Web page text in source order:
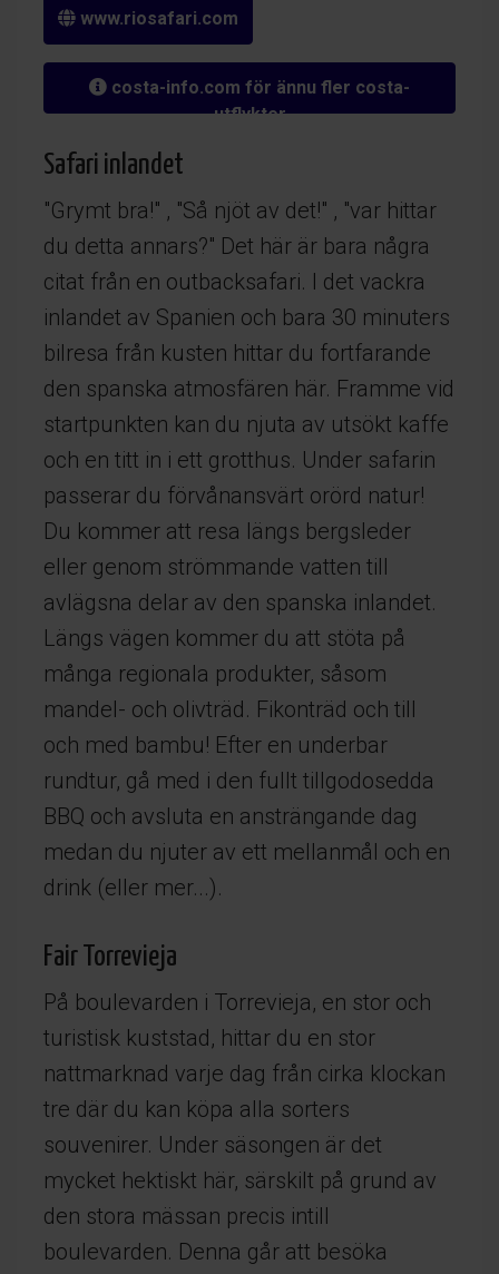
www.riosafari.com
costa-info.com för ännu fler costa-
utflykter
Safari inlandet
"Grymt bra!" , "Så njöt av det!" , "var hittar
du detta annars?" Det här är bara några
citat från en outbacksafari. I det vackra
inlandet av Spanien och bara 30 minuters
bilresa från kusten hittar du fortfarande
den spanska atmosfären här. Framme vid
startpunkten kan du njuta av utsökt kaffe
och en titt in i ett grotthus. Under safarin
passerar du förvånansvärt orörd natur!
Du kommer att resa längs bergsleder
eller genom strömmande vatten till
avlägsna delar av den spanska inlandet.
Längs vägen kommer du att stöta på
många regionala produkter, såsom
mandel- och olivträd. Fikonträd och till
och med bambu! Efter en underbar
rundtur, gå med i den fullt tillgodosedda
BBQ och avsluta en ansträngande dag
medan du njuter av ett mellanmål och en
drink (eller mer...).
Fair Torrevieja
På boulevarden i Torrevieja, en stor och
turistisk kuststad, hittar du en stor
nattmarknad varje dag från cirka klockan
tre där du kan köpa alla sorters
souvenirer. Under säsongen är det
mycket hektiskt här, särskilt på grund av
den stora mässan precis intill
boulevarden. Denna går att besöka